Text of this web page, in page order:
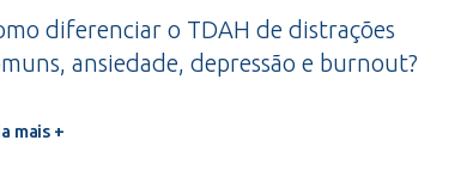
diferenciar o TDAH de distrações
ansiedade, depressão e burnout?
mais +